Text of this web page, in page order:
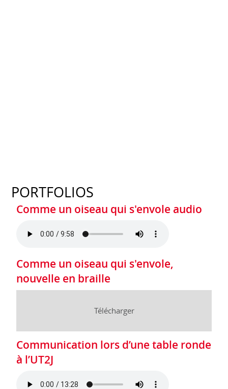
PORTFOLIOS
Comme un oiseau qui s'envole audio
Comme un oiseau qui s'envole,
nouvelle en braille
Télécharger
Communication lors d’une table ronde
à l’UT2J